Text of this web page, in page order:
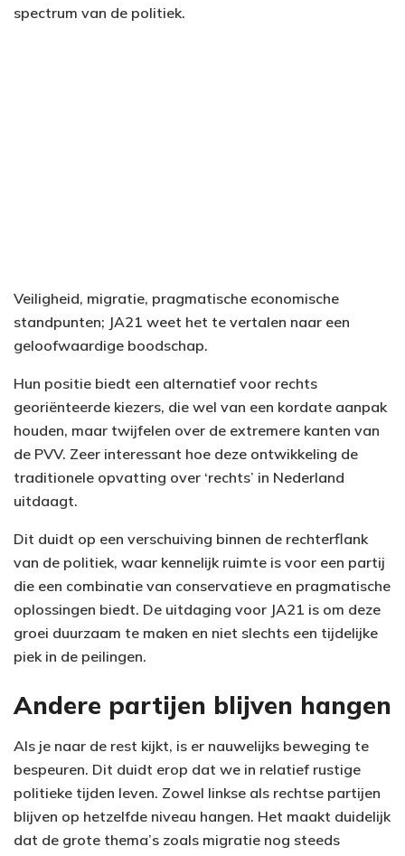
spectrum van de politiek.
Veiligheid, migratie, pragmatische economische
standpunten; JA21 weet het te vertalen naar een
geloofwaardige boodschap.
Hun positie biedt een alternatief voor rechts
georiënteerde kiezers, die wel van een kordate aanpak
houden, maar twijfelen over de extremere kanten van
de PVV. Zeer interessant hoe deze ontwikkeling de
traditionele opvatting over ‘rechts’ in Nederland
uitdaagt.
Dit duidt op een verschuiving binnen de rechterflank
van de politiek, waar kennelijk ruimte is voor een partij
die een combinatie van conservatieve en pragmatische
oplossingen biedt. De uitdaging voor JA21 is om deze
groei duurzaam te maken en niet slechts een tijdelijke
piek in de peilingen.
Andere partijen blijven hangen
Als je naar de rest kijkt, is er nauwelijks beweging te
bespeuren. Dit duidt erop dat we in relatief rustige
politieke tijden leven. Zowel linkse als rechtse partijen
blijven op hetzelfde niveau hangen. Het maakt duidelijk
dat de grote thema’s zoals migratie nog steeds